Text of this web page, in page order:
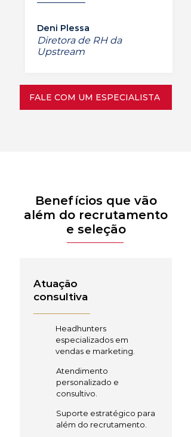
Deni Plessa
Diretora de RH da
Upstream
FALE COM UM ESPECIALISTA
Benefícios que vão
além do recrutamento
e seleção
Atuação
consultiva
Headhunters
especializados em
vendas e marketing.
Atendimento
personalizado e
consultivo.
Suporte estratégico para
além do recrutamento.